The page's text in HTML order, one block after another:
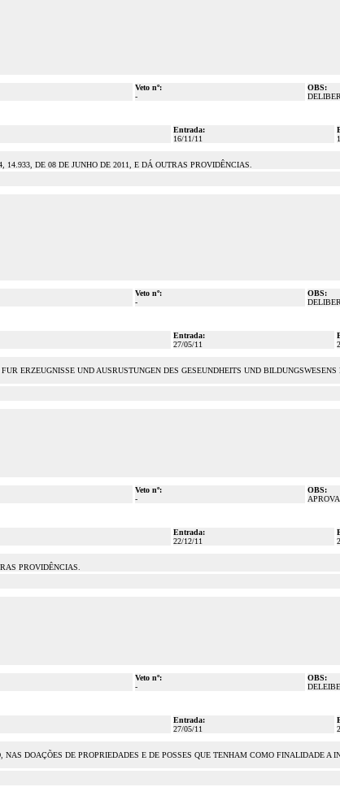
Veto nº:
-
OBS:
Entrada:
16/11/11
DE 08 DE JUNHO DE 2011, E DÁ OUTRAS PROVIDÊNCIAS.
Veto nº:
-
OBS:
Entrada:
27/05/11
ERZEUGNISSE UND AUSRUSTUNGEN DES GESEUNDHEITS UND
Veto nº:
-
OBS:
Entrada:
22/12/11
PROVIDÊNCIAS.
Veto nº:
-
OBS:
Entrada:
27/05/11
DOAÇÕES DE PROPRIEDADES E DE POSSES QUE TENHAM COMO FINALIDADE A